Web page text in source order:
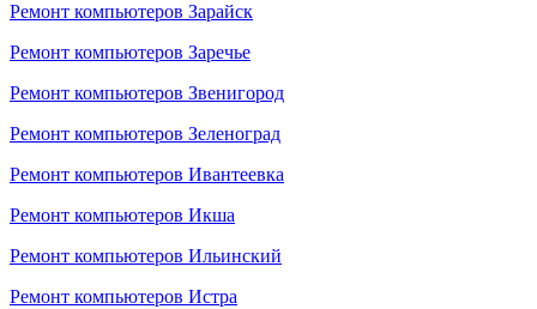
Ремонт компьютеров Зарайск
Ремонт компьютеров Заречье
Ремонт компьютеров Звенигород
Ремонт компьютеров Зеленоград
Ремонт компьютеров Ивантеевка
Ремонт компьютеров Икша
Ремонт компьютеров Ильинский
Ремонт компьютеров Истра